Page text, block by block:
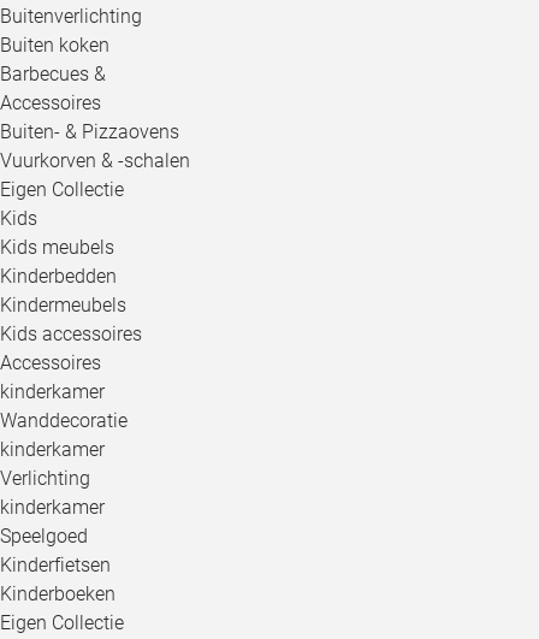
Buitenverlichting
Buiten koken
Barbecues &
Accessoires
Buiten- & Pizzaovens
Vuurkorven & -schalen
Eigen Collectie
Kids
Kids meubels
Kinderbedden
Kindermeubels
Kids accessoires
Accessoires
kinderkamer
Wanddecoratie
kinderkamer
Verlichting
kinderkamer
Speelgoed
Kinderfietsen
Kinderboeken
Eigen Collectie